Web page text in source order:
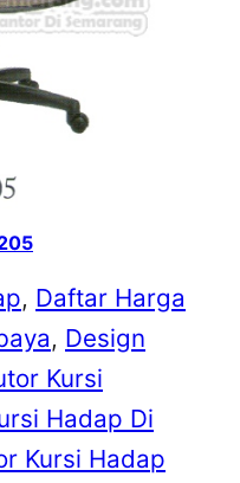
, Daftar Harga
, Design
Kursi
Hadap Di
Kursi Hadap